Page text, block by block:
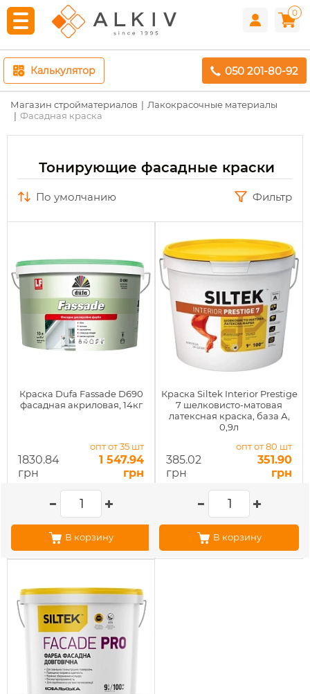
0
Калькулятор 050 201-80-92
Магазин стройматериалов
Лакокрасочные материалы
Фасадная краска
Тонирующие фасадные краски
по умолчанию Фильтр
Краска Dufa Fassade D690
фасадная акриловая, 14кг
1830.84
грн
опт от 35 шт
1 547.94
грн
В корзину
Краска Siltek Interior Prestige
7 шелковисто-матовая
латексная краска, база А,
0,9л
385.02
грн
опт от 80 шт
351.90
грн
В корзину